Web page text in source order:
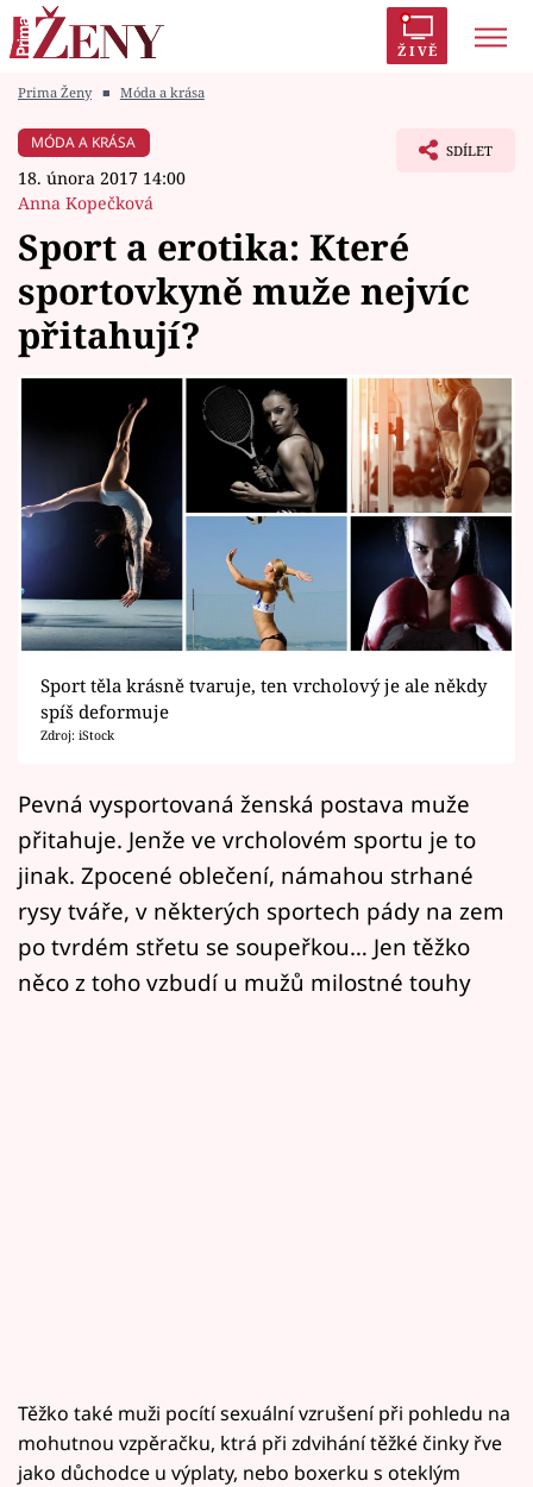
ŽIVĚ
Módní alarm
Témata
Celebrity
Seriály
Horoskopy
Sledujte prima+
Filmový festival Karlovy Vary
Pořady
Přihlášení
Sledujte nás
Prima Ženy ■ Móda a krása
MÓDA A KRÁSA
18. února 2017 14:00
Anna Kopečková
SDÍLET
Sport a erotika: Které
sportovkyně muže nejvíc
přitahují?
Sport těla krásně tvaruje, ten vrcholový je ale někdy
spíš deformuje
Zdroj: iStock
Pevná vysportovaná ženská postava muže
přitahuje. Jenže ve vrcholovém sportu je to
jinak. Zpocené oblečení, námahou strhané
rysy tváře, v některých sportech pády na zem
po tvrdém střetu se soupeřkou… Jen těžko
něco z toho vzbudí u mužů milostné touhy
Těžko také muži pocítí sexuální vzrušení při pohledu na
mohutnou vzpěračku, ktrá při zdvihání těžké činky řve
jako důchodce u výplaty, nebo boxerku s oteklým